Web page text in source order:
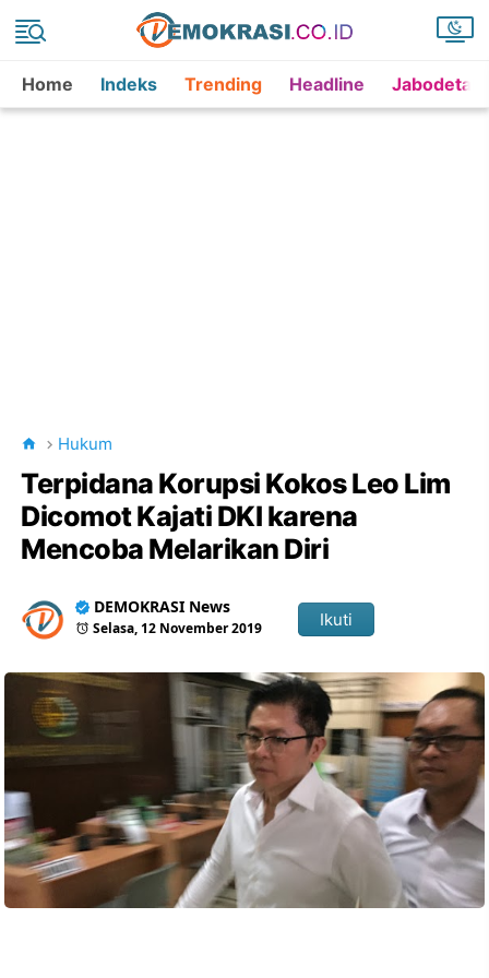
Home Indeks Trending Headline
Hukum
Terpidana Korupsi Kokos Leo Lim
Dicomot Kajati DKI karena
Mencoba Melarikan Diri
DEMOKRASI News
Selasa, 12 November 2019 Ikuti